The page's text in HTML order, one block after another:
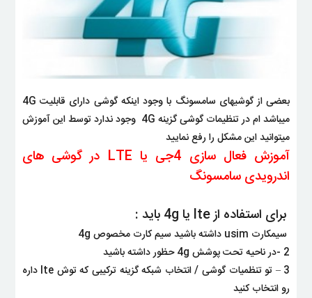
بعضی از گوشیهای سامسونگ با وجود اینکه گوشی دارای قابلیت 4G
میباشد ام در تنظیمات گوشی گزینه 4G وجود ندارد توسط این آموزش
میتوانید این مشکل را رفع نمایید
آموزش فعال سازی 4جی یا LTE در گوشی های
اندرویدی سامسونگ
برای استفاده از lte یا 4g باید :
سیمکارت usim داشته باشید سیم کارت مخصوص 4g
2 -در ناحیه تحت پوشش 4g حظور داشته باشید
3 – تو تنظمیات گوشی / انتخاب شبکه گزینه ترکیبی که توش lte داره
رو انتخاب کنید